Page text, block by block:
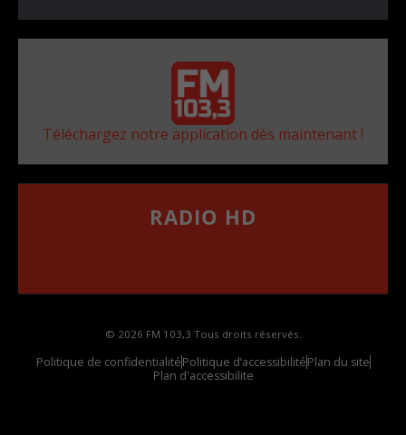
Téléchargez notre application dès maintenant !
RADIO HD
© 2026 FM 103,3 Tous droits réservés.
Politique de confidentialitéPolitique d’accessibilitéPlan du site
Plan d'accessibilite